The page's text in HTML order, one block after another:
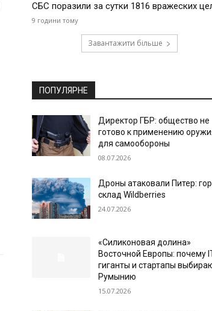
СБС поразили за сутки 1816 вражеских
9 години тому
Завантажити більше
ПОПУЛЯРНЕ
Директор ГБР: общество не
готово к применению
для самообороны
08.07.2026
Дроны атаковали Питер:
склад Wildberries
24.07.2026
«Силиконовая долина»
Восточной Европы: почему
гиганты и стартапы
Румынию
15.07.2026